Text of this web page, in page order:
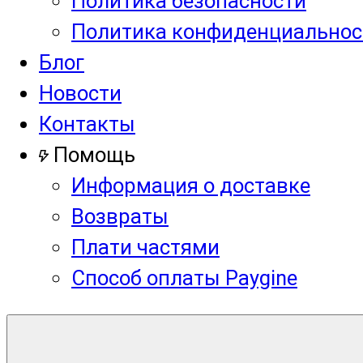
Политика
Блог
Новости
Контакты
Помощь
Информация о доставке
Возвраты
Плати частями
Способ оплаты Paygine